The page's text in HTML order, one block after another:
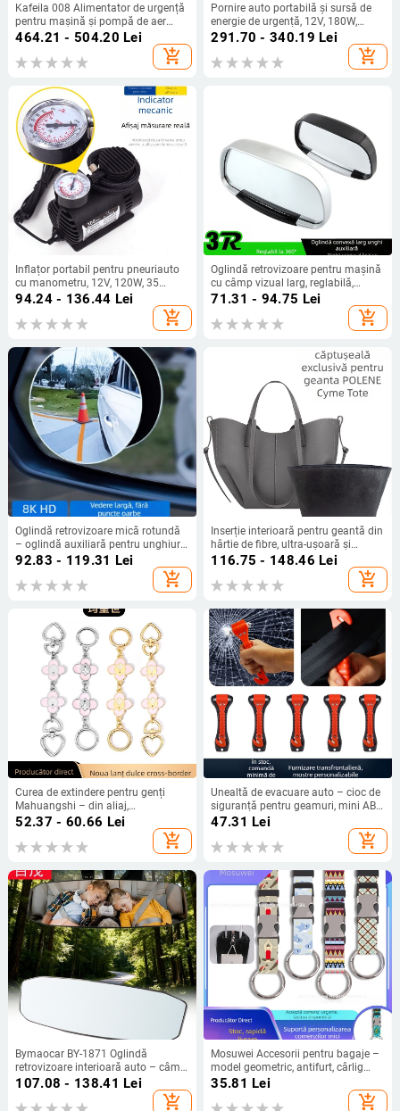
Kafeila 008 Alimentator de urgență
pentru mașină și pompă de aer
portabil all-in-one pentru
încărcabil, 12V, 150W, cilindru unic,
464.21 - 504.20 Lei
add_shopping_cart
Pornire auto portabilă și sursă de
energie de urgență, 12V, 180W,
reîncărcabilă, display iluminat,
291.70 - 340.19 Lei
add_shopping_cart
Inflațor portabil pentru pneuriauto
cu manometru, 12V, 120W, 35
L/min, cablu de alimentare 2.5 m
94.24 - 136.44 Lei
add_shopping_cart
Oglindă retrovizoare pentru mașină
cu câmp vizual larg, reglabilă,
oglindă pentru unghiuri moarte și
asistență la mersul cu spatele
71.31 - 94.75 Lei
add_shopping_cart
Oglindă retrovizoare mică rotundă
– oglindă auxiliară pentru unghiuri
moarte ale vehiculului
92.83 - 119.31 Lei
add_shopping_cart
Inserție interioară pentru geantă din
hârtie de fibre, ultra-ușoară și
rezistentă la uzură, Dupont age,
design monocrom, primăvara 2024.
116.75 - 148.46 Lei
add_shopping_cart
Curea de extindere pentru genți
Mahuangshi – din aliaj,
impermeabilă și ultra-ușoară,
accesorii pentru bagaje, Iarna 2024
52.37 - 60.66 Lei
add_shopping_cart
Unealtă de evacuare auto – cioc de
siguranță pentru geamuri, mini ABS,
greutate 150 g, origine Ningbo,
47.31 Lei
add_shopping_cart
Bymaocar BY-1871 Oglindă
retrovizoare interioară auto – câmp
vizual lat, definiție înaltă, oglindă cu
unghi larg pentru monitorizarea
bebelușului pe scaunul din spate
107.08 - 138.41 Lei
add_shopping_cart
Mosuwei Accesorii pentru bagaje –
model geometric, antifurt, cârlig
exterior pentru agățare
35.81 Lei
add_shopping_cart